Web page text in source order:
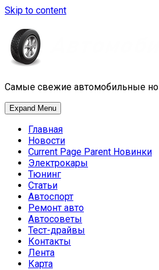
Skip to content
Самые свежие автомобильные
Expand Menu
Главная
Новости
Current Page Parent Новинки
Электрокары
Тюнинг
Статьи
Автоспорт
Ремонт авто
Автосоветы
Тест-драйвы
Контакты
Лента
Карта